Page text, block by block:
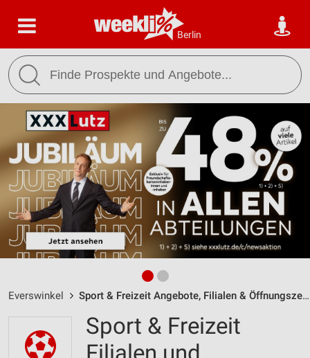
Berlin
Everswinkel Sport & Freizeit Angebote, Filialen & Öffnungszeiten
Sport & Freizeit